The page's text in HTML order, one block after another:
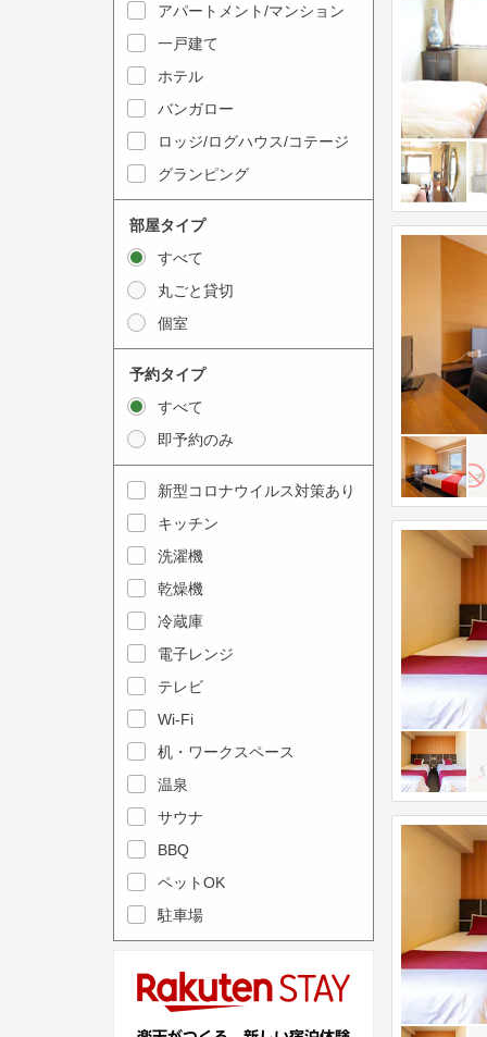
t
o
t
e
a
c
t
w
i
t
h
c
a
l
n
d
a
r
a
n
s
e
l
c
k
t
o
n
t
e
r
a
c
w
i
t
h
t
h
c
a
l
e
n
d
r
a
n
s
e
e
アパートメント/マンション
一戸建て
ホテル
バンガロー
ロッジ/ログハウス/コテージ
グランピング
部屋タイプ
すべて
丸ごと貸切
個室
予約タイプ
すべて
即予約のみ
新型コロナウイルス対策あり
キッチン
洗濯機
乾燥機
冷蔵庫
電子レンジ
テレビ
Wi-Fi
机・ワークスペース
温泉
サウナ
BBQ
ペットOK
駐車場